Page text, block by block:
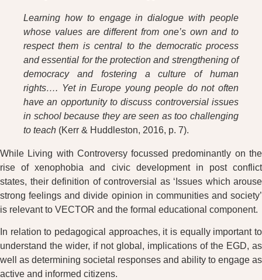
Learning how to engage in dialogue with people
whose values are different from one’s own and to
respect them is central to the democratic process
and essential for the protection and strengthening of
democracy and fostering a culture of human
rights…. Yet in Europe young people do not often
have an opportunity to discuss controversial issues
in school because they are seen as too challenging
to teach (Kerr & Huddleston, 2016, p. 7).
While Living with Controversy focussed predominantly on the
rise of xenophobia and civic development in post conflict
states, their definition of controversial as ‘Issues which arouse
strong feelings and divide opinion in communities and society’
is relevant to VECTOR and the formal educational component.
In relation to pedagogical approaches, it is equally important to
understand the wider, if not global, implications of the EGD, as
well as determining societal responses and ability to engage as
active and informed citizens.